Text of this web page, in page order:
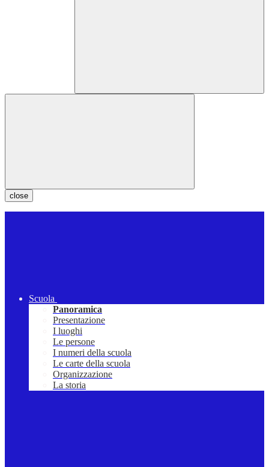
close
Scuola
Panoramica
Presentazione
I luoghi
Le persone
I numeri della scuola
Le carte della scuola
Organizzazione
La storia